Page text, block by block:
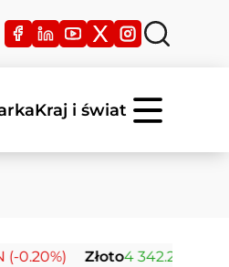
Kraj i świat
Złoto 4 342.26 USD (0.00%)